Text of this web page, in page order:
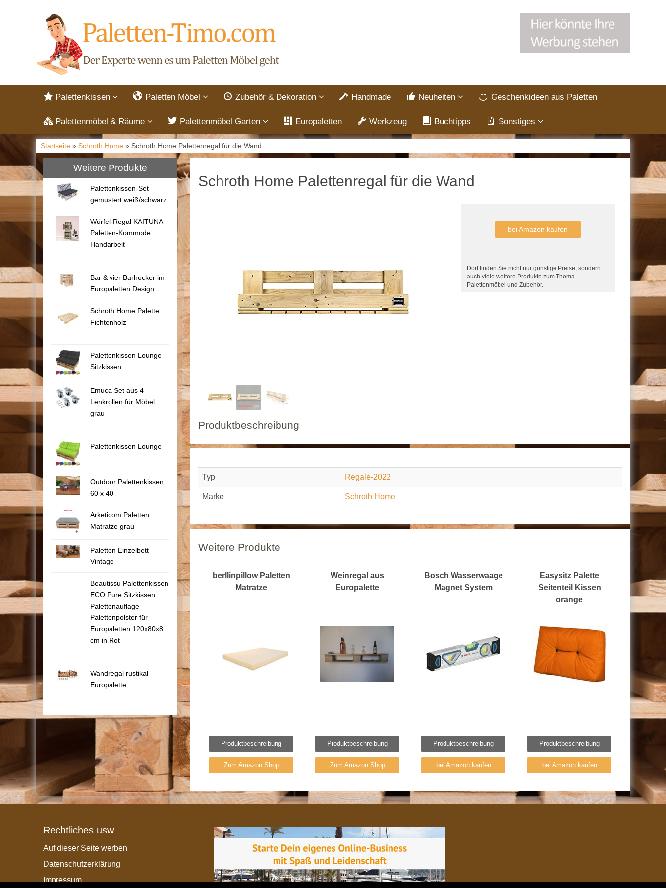
Palettenkissen Paletten Möbel Zubehör & Dekoration Handmade Neuheiten Geschenkideen aus Paletten
Palettenmöbel & Räume Palettenmöbel Garten Europaletten Werkzeug Buchtipps Sonstiges
Startseite » Schroth Home » Schroth Home Palettenregal für die Wand
Weitere Produkte
Palettenkissen-Set
gemustert weiß/schwarz
Würfel-Regal KAITUNA
Paletten-Kommode
Handarbeit
Bar & vier Barhocker im
Europaletten Design
Schroth Home Palette
Fichtenholz
Palettenkissen Lounge
Sitzkissen
Emuca Set aus 4
Lenkrollen für Möbel
grau
Palettenkissen Lounge
Outdoor Palettenkissen
60 x 40
Arketicom Paletten
Matratze grau
Paletten Einzelbett
Vintage
Beautissu Palettenkissen
ECO Pure Sitzkissen
Palettenauflage
Palettenpolster für
Europaletten 120x80x8
cm in Rot
Wandregal rustikal
Europalette
Schroth Home Palettenregal für die Wand
bei Amazon kaufen
Dort finden Sie nicht nur günstige Preise, sondern
auch viele weitere Produkte zum Thema
Palettenmöbel und Zubehör.
Produktbeschreibung
Typ Regale-2022
Marke Schroth Home
Weitere Produkte
berllinpillow Paletten
Matratze
Produktbeschreibung
Zum Amazon Shop
Weinregal aus
Europalette
Produktbeschreibung
Zum Amazon Shop
Bosch Wasserwaage
Magnet System
Produktbeschreibung
bei Amazon kaufen
Easysitz Palette
Seitenteil Kissen
orange
Produktbeschreibung
bei Amazon kaufen
Rechtliches usw.
Auf dieser Seite werben
Datenschutzerklärung
Impressum